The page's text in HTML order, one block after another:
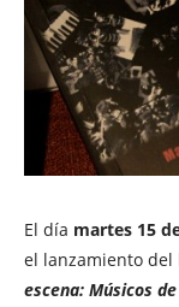
El día martes 15
el lanzamiento del
escena: Músicos